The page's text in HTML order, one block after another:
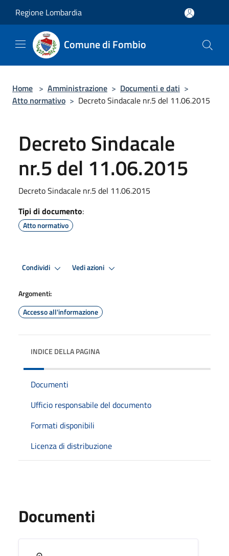
Regione Lombardia
Comune di Fombio
Home > Amministrazione > Documenti e dati >
Atto normativo > Decreto Sindacale nr.5 del 11.06.2015
Decreto Sindacale
nr.5 del 11.06.2015
Decreto Sindacale nr.5 del 11.06.2015
Tipi di documento:
Atto normativo
Condividi Vedi azioni
Argomenti:
Accesso all'informazione
INDICE DELLA PAGINA
Documenti
Ufficio responsabile del documento
Formati disponibili
Licenza di distribuzione
Documenti